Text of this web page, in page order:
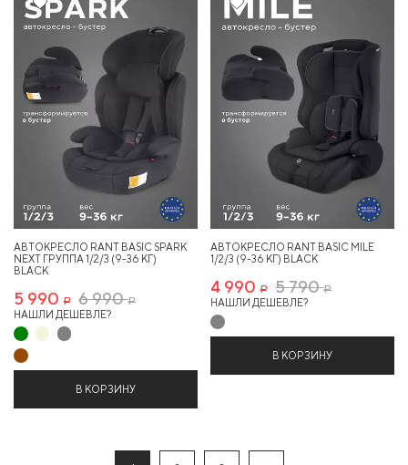
14%
АВТОКРЕСЛО RANT BASIC SPARK
NEXT ГРУППА 1/2/3 (9-36 КГ)
BLACK
5 990 Р 6 990Р
НАШЛИ ДЕШЕВЛЕ?
В КОРЗИНУ
13%
АВТОКРЕСЛО RANT BASIC MILE
1/2/3 (9-36 КГ) BLACK
4 990 Р 5 790Р
НАШЛИ ДЕШЕВЛЕ?
В КОРЗИНУ